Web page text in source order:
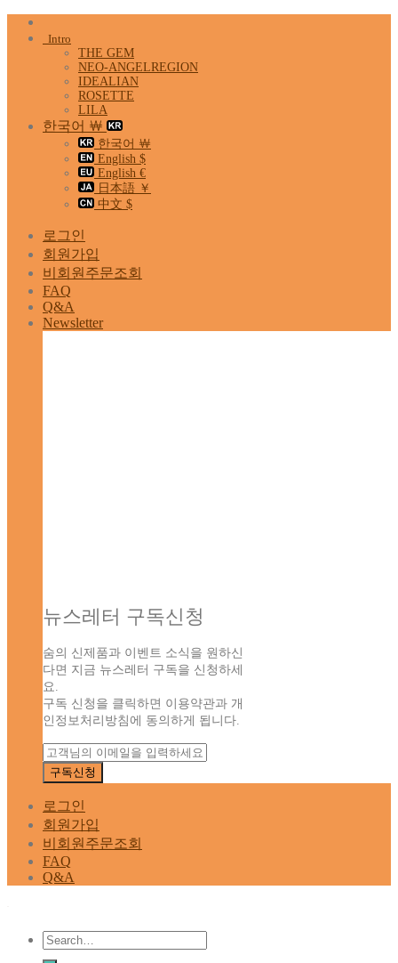
Skip
Intro
THE GEM
NEO-ANGELREGION
IDEALIAN
ROSETTE
LILA
한국어 ￦
한국어 ￦
English $
English €
日本語 ￥
中文 $
로그인
회원가입
비회원주문조회
FAQ
Q&A
Newsletter
뉴스레터 구독신청
숨의 신제품과 이벤트 소식을 원하신
다면 지금 뉴스레터 구독을 신청하세
요.
구독 신청을 클릭하면 이용약관과 개
인정보처리방침에 동의하게 됩니다.
로그인
회원가입
비회원주문조회
FAQ
Q&A
Search
for: